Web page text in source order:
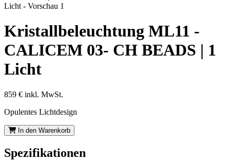
Kristallbeleuchtung ML11 -
CALICEM 03- CH BEADS | 1
Licht
859 € inkl. MwSt.
Opulentes Lichtdesign
In den Warenkorb
Spezifikationen